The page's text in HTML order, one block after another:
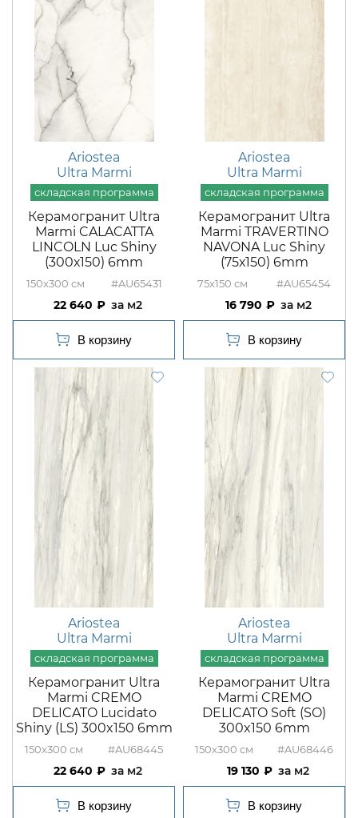
Ariostea
Ultra Marmi
Керамогранит Ultra
Marmi CALACATTA
LINCOLN Luc Shiny
(300х150) 6mm
150x300 #AU65431
22 640 м2
Ariostea
Ultra Marmi
Керамогранит Ultra
Marmi TRAVERTINO
NAVONA Luc Shiny
(75х150) 6mm
75x150 #AU65454
16 790 м2
Ariostea
Ultra Marmi
Керамогранит Ultra
Marmi CREMO
DELICATO Lucidato
Shiny (LS) 300x150 6mm
150x300 #AU68445
22 640 м2
Ariostea
Ultra Marmi
Керамогранит Ultra
Marmi CREMO
DELICATO Soft (SO)
300x150 6mm
150x300 #AU68446
19 130 м2